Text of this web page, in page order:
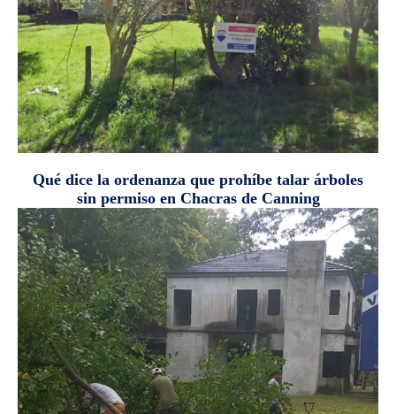
Qué dice la ordenanza que prohíbe talar árboles
sin permiso en Chacras de Canning